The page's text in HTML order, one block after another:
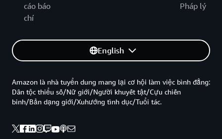
cáo báo
chí
Pháp lý
English
Amazon là nhà tuyển dung mang lại cơ hội làm việc bình đẳng:
Dân tộc thiểu số/Nữ giới/Người khuyết tật/Cựu chiến
binh/Bản dạng giới/Xuhướng tình dục/Tuổi tác.